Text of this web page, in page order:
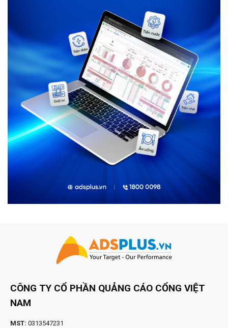
CÔNG TY CỔ PHẦN QUẢNG CÁO CỔNG VIỆT
NAM
MST: 0313547231